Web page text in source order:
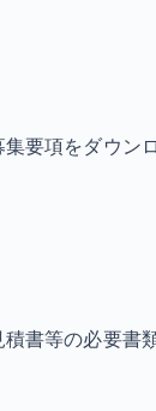
要項をダウン
書等の必要書